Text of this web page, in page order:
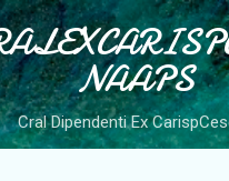
Passa ai contenuti
NAAPS
Cral Dipendenti Ex